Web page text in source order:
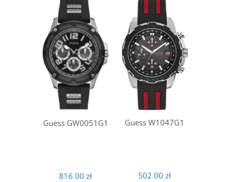
Guess GW0051G1
816.00 zł
Guess W1047G1
502.00 zł